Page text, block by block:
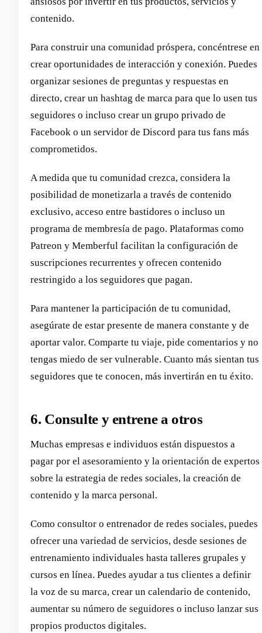
contenido.
Para construir una comunidad próspera, concéntrese en
crear oportunidades de interacción y conexión. Puedes
organizar sesiones de preguntas y respuestas en
directo, crear un hashtag de marca para que lo usen tus
seguidores o incluso crear un grupo privado de
Facebook o un servidor de Discord para tus fans más
comprometidos.
A medida que tu comunidad crezca, considera la
posibilidad de monetizarla a través de contenido
exclusivo, acceso entre bastidores o incluso un
programa de membresía de pago. Plataformas como
Patreon y Memberful facilitan la configuración de
suscripciones recurrentes y ofrecen contenido
restringido a los seguidores que pagan.
Para mantener la participación de tu comunidad,
asegúrate de estar presente de manera constante y de
aportar valor. Comparte tu viaje, pide comentarios y no
tengas miedo de ser vulnerable. Cuanto más sientan tus
seguidores que te conocen, más invertirán en tu éxito.
6. Consulte y entrene a otros
Muchas empresas e individuos están dispuestos a
pagar por el asesoramiento y la orientación de expertos
sobre la estrategia de redes sociales, la creación de
contenido y la marca personal.
Como consultor o entrenador de redes sociales, puedes
ofrecer una variedad de servicios, desde sesiones de
entrenamiento individuales hasta talleres grupales y
cursos en línea. Puedes ayudar a tus clientes a definir
la voz de su marca, crear un calendario de contenido,
aumentar su número de seguidores o incluso lanzar sus
propios productos digitales.